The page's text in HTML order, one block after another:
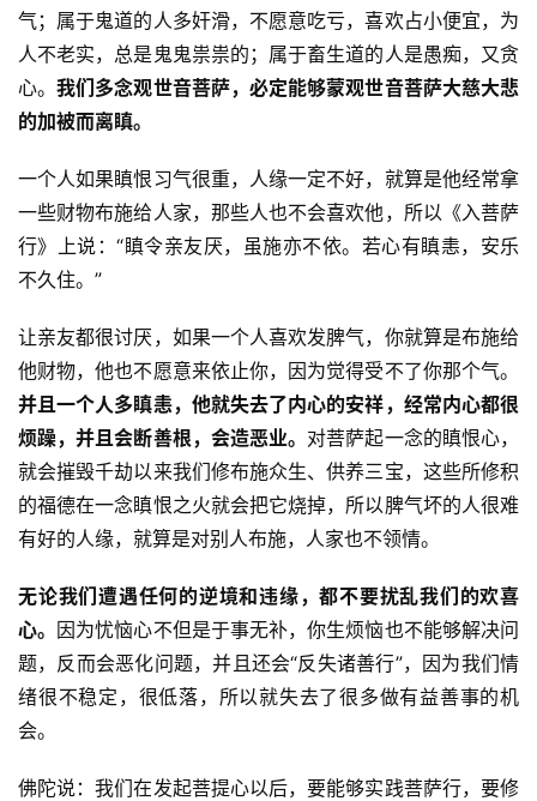
气；属于鬼道的人多奸滑，不愿意吃亏，喜欢占小便宜，为
人不老实，总是鬼鬼祟祟的；属于畜生道的人是愚痴，又贪
心。我们多念观世音菩萨，必定能够蒙观世音菩萨大慈大悲
的加被而离瞋。
一个人如果瞋恨习气很重，人缘一定不好，就算是他经常拿
一些财物布施给人家，那些人也不会喜欢他，所以《入菩萨
行》上说：“瞋令亲友厌，虽施亦不依。若心有瞋恚，安乐
不久住。”
让亲友都很讨厌，如果一个人喜欢发脾气，你就算是布施给
他财物，他也不愿意来依止你，因为觉得受不了你那个气。
并且一个人多瞋恚，他就失去了内心的安祥，经常内心都很
烦躁，并且会断善根，会造恶业。 对菩萨起一念的瞋恨心，
就会摧毁千劫以来我们修布施众生、供养三宝，这些所修积
的福德在一念瞋恨之火就会把它烧掉，所以脾气坏的人很难
有好的人缘，就算是对别人布施，人家也不领情。
无论我们遭遇任何的逆境和违缘，都不要扰乱我们的欢喜
心。 因为忧恼心不但是于事无补，你生烦恼也不能够解决问
题，反而会恶化问题，并且还会“反失诸善行”，因为我们情
绪很不稳定，很低落，所以就失去了很多做有益善事的机
会。
佛陀说：我们在发起菩提心以后，要能够实践菩萨行，要修